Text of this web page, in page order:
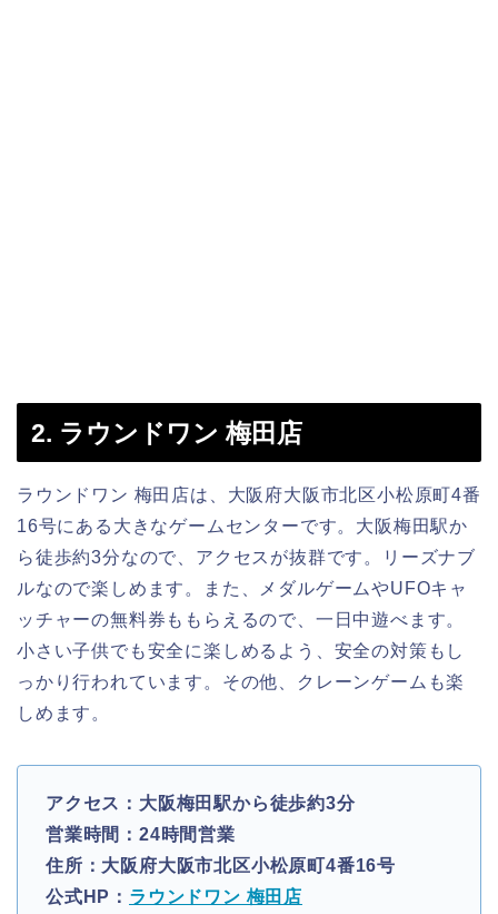
2. ラウンドワン 梅田店
ラウンドワン 梅田店は、大阪府大阪市北区小松原町4番
16号にある大きなゲームセンターです。大阪梅田駅か
ら徒歩約3分なので、アクセスが抜群です。リーズナブ
ルなので楽しめます。また、メダルゲームやUFOキャ
ッチャーの無料券ももらえるので、一日中遊べます。
小さい子供でも安全に楽しめるよう、安全の対策もし
っかり行われています。その他、クレーンゲームも楽
しめます。
アクセス：大阪梅田駅から徒歩約3分
営業時間：24時間営業
住所：大阪府大阪市北区小松原町4番16号
公式HP： ラウンドワン 梅田店